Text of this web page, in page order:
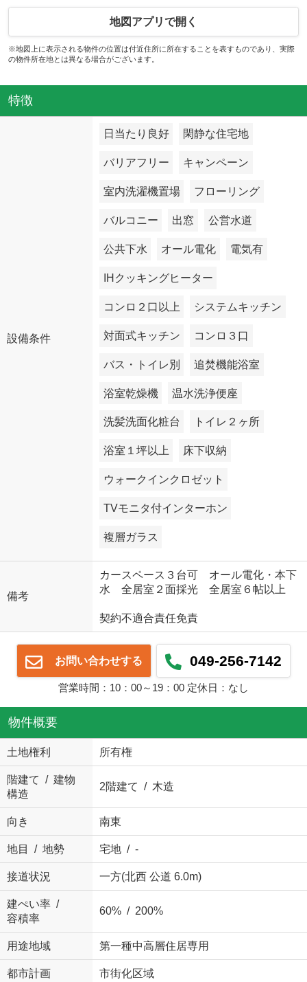
地図アプリで開く
※地図上に表示される物件の位置は付近住所に所在することを表すものであり、実際
の物件所在地とは異なる場合がございます。
特徴
設備条件
日当たり良好 閑静な住宅地
バリアフリー キャンペーン
室内洗濯機置場 フローリング
バルコニー 出窓 公営水道
公共下水 オール電化 電気有
IHクッキングヒーター
コンロ２口以上 システムキッチン
対面式キッチン コンロ３口
バス・トイレ別 追焚機能浴室
浴室乾燥機 温水洗浄便座
洗髪洗面化粧台 トイレ２ヶ所
浴室１坪以上 床下収納
ウォークインクロゼット
TVモニタ付インターホン
複層ガラス
備考
カースペース３台可 オール電化・本下
水 全居室２面採光 全居室６帖以上
契約不適合責任免責
お問い合わせする 049-256-7142
営業時間：10：00～19：00 定休日：なし
物件概要
土地権利 所有権
階建て / 建物
構造
2階建て / 木造
向き 南東
地目 / 地勢 宅地 / -
接道状況 一方(北西 公道 6.0m)
建ぺい率 /
容積率
60% / 200%
用途地域 第一種中高層住居専用
都市計画 市街化区域